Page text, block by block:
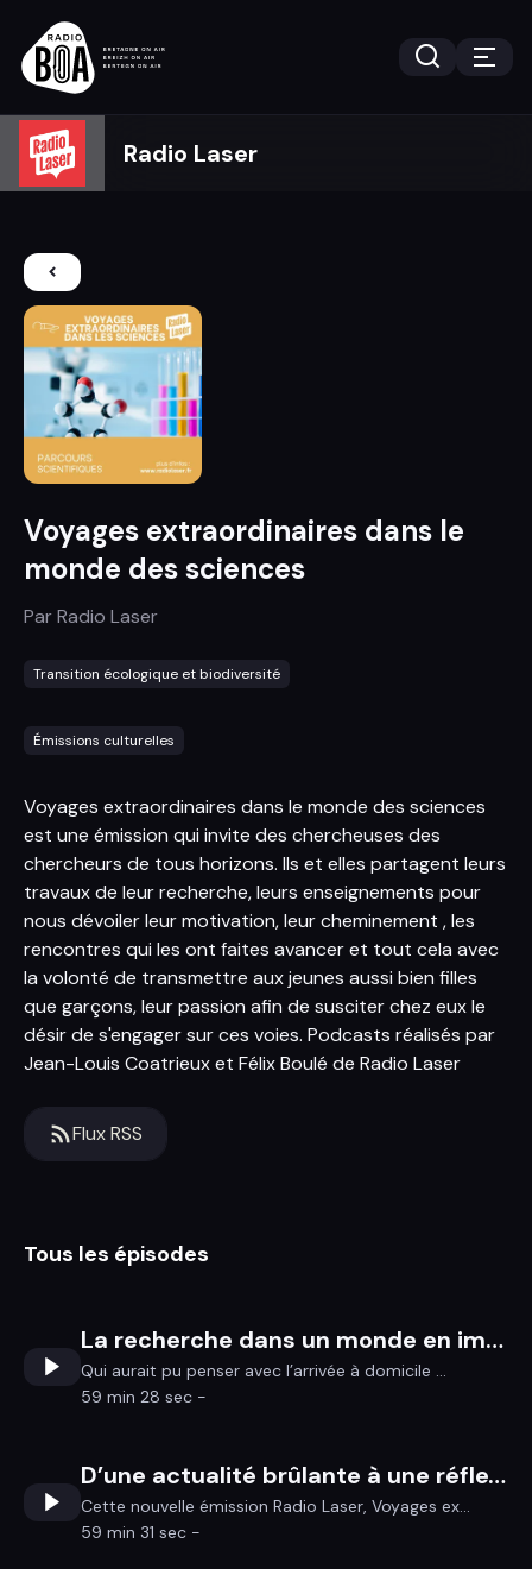
Radio Laser
Voyages extraordinaires dans le
monde des sciences
ParRadio Laser
Transition écologique et biodiversité
Émissions culturelles
Voyages extraordinaires dans le monde des sciences
est une émission qui invite des chercheuses des
chercheurs de tous horizons. Ils et elles partagent leurs
travaux de leur recherche, leurs enseignements pour
nous dévoiler leur motivation, leur cheminement , les
rencontres qui les ont faites avancer et tout cela avec
la volonté de transmettre aux jeunes aussi bien filles
que garçons, leur passion afin de susciter chez eux le
désir de s'engager sur ces voies. Podcasts réalisés par
Jean-Louis Coatrieux et Félix Boulé de Radio Laser
Flux RSS
Tous les épisodes
La recherche dans un monde en images
Qui aurait pu penser avec l’arrivée à domicile ...
59 min 28 sec -
D’une actualité brûlante à une réflexion en profondeur
Cette nouvelle émission Radio Laser, Voyages ex...
59 min 31 sec -